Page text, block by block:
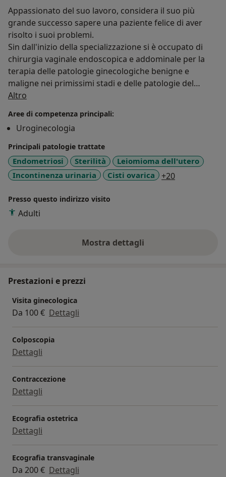
Appassionato del suo lavoro, considera il suo più
grande successo sapere una paziente felice di aver
risolto i suoi problemi.
Sin dall'inizio della specializzazione si è occupato di
chirurgia vaginale endoscopica e addominale per la
terapia delle patologie ginecologiche benigne e
maligne nei primissimi stadi e delle patologie del
pavimento pelvico (uroginecologia).
convenzionate con il sistema sanitario nazionale e in
strutture in convenzione diretta con le maggiori
compagnie assicuratrici.
Altro
Aree di competenza principali:
Uroginecologia
Principali patologie trattate
Endometriosi Sterilità
Leiomioma dell'utero
Incontinenza urinaria
Cisti ovarica +20
Presso questo indirizzo visito
Adulti
Mostra dettagli
sull'esperienza
Prestazioni e prezzi
Visita ginecologica
Da 100 € Dettagli
Colposcopia
Dettagli
Contraccezione
Dettagli
Ecografia ostetrica
Dettagli
Ecografia transvaginale
Da 200 € Dettagli